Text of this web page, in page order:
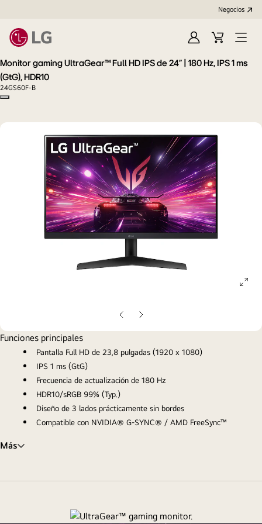
Negocios
Iniciar
sesión/
Carrito
de
Open
Monitor gaming UltraGear™ Full HD IPS de 24” | 180 Hz, IPS 1 ms
(GtG), HDR10
24GS60F-B
Copy model name
Diapositiva
anterior
Siguiente
diapositiva
Funciones principales
Pantalla Full HD de 23,8 pulgadas (1920 x 1080)
IPS 1 ms (GtG)
Frecuencia de actualización de 180 Hz
HDR10/sRGB 99% (Typ.)
Diseño de 3 lados prácticamente sin bordes
Compatible con NVIDIA® G-SYNC® / AMD FreeSync™
Más